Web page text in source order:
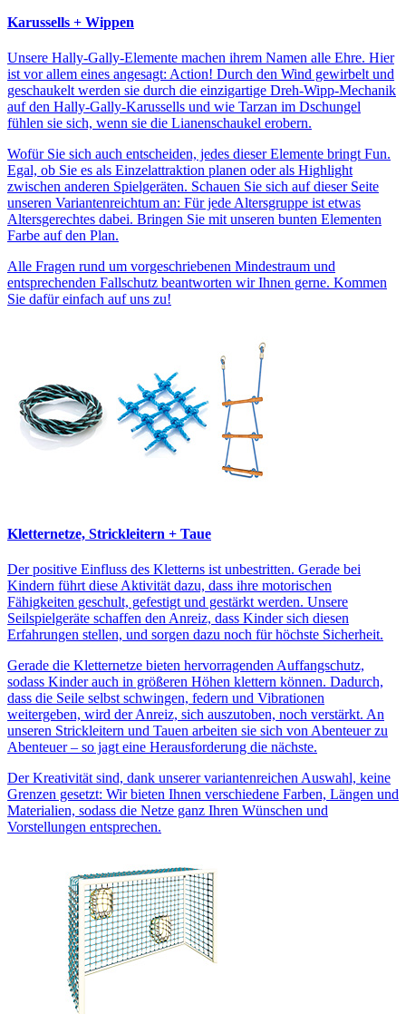
Karussells + Wippen
Unsere Hally-Gally-Elemente machen ihrem Namen alle Ehre. Hier
ist vor allem eines angesagt: Action! Durch den Wind gewirbelt und
geschaukelt werden sie durch die einzigartige Dreh-Wipp-Mechanik
auf den Hally-Gally-Karussells und wie Tarzan im Dschungel
fühlen sie sich, wenn sie die Lianenschaukel erobern.
Wofür Sie sich auch entscheiden, jedes dieser Elemente bringt Fun.
Egal, ob Sie es als Einzelattraktion planen oder als Highlight
zwischen anderen Spielgeräten. Schauen Sie sich auf dieser Seite
unseren Variantenreichtum an: Für jede Altersgruppe ist etwas
Altersgerechtes dabei. Bringen Sie mit unseren bunten Elementen
Farbe auf den Plan.
Alle Fragen rund um vorgeschriebenen Mindestraum und
entsprechenden Fallschutz beantworten wir Ihnen gerne. Kommen
Sie dafür einfach auf uns zu!
Kletternetze, Strickleitern + Taue
Der positive Einfluss des Kletterns ist unbestritten. Gerade bei
Kindern führt diese Aktivität dazu, dass ihre motorischen
Fähigkeiten geschult, gefestigt und gestärkt werden. Unsere
Seilspielgeräte schaffen den Anreiz, dass Kinder sich diesen
Erfahrungen stellen, und sorgen dazu noch für höchste Sicherheit.
Gerade die Kletternetze bieten hervorragenden Auffangschutz,
sodass Kinder auch in größeren Höhen klettern können. Dadurch,
dass die Seile selbst schwingen, federn und Vibrationen
weitergeben, wird der Anreiz, sich auszutoben, noch verstärkt. An
unseren Strickleitern und Tauen arbeiten sie sich von Abenteuer zu
Abenteuer – so jagt eine Herausforderung die nächste.
Der Kreativität sind, dank unserer variantenreichen Auswahl, keine
Grenzen gesetzt: Wir bieten Ihnen verschiedene Farben, Längen und
Materialien, sodass die Netze ganz Ihren Wünschen und
Vorstellungen entsprechen.